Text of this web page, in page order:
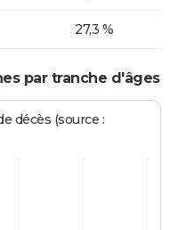
27,3 %
par tranche d'âges
décès (source :